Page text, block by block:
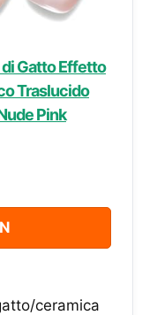
Gatto Effetto
Traslucido
Pink
ceramica